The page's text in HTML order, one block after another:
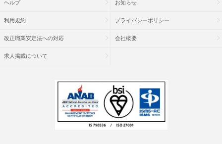
ヘルプ お知らせ
利用規約 プライバシーポリシー
改正職業安定法への対応 会社概要
求人掲載について